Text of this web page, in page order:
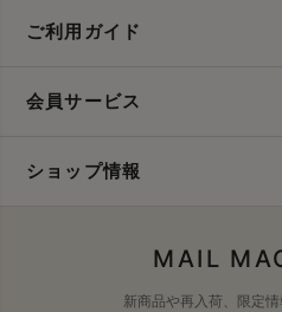
ご利用ガイド
会員サービス
ショップ情報
MAIL
新商品や再入荷、限定情